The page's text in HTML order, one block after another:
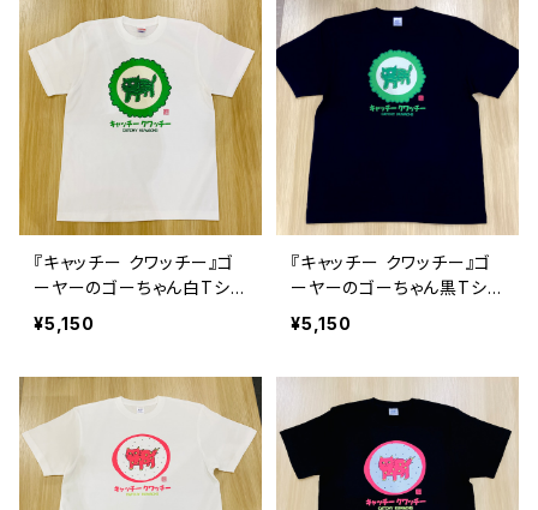
『キャッチー クワッチー』ゴ
ーヤーのゴーちゃん白Tシャ
ツ
¥5,150
『キャッチー クワッチー』ゴ
ーヤーのゴーちゃん黒Tシャ
ツ
¥5,150